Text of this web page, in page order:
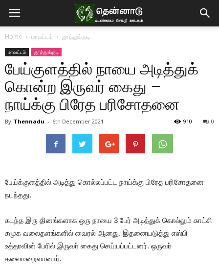
Home மாவட்டம் தூத்துக்குடி
மாவட்டம் தூத்துக்குடி
பேய்குளத்தில் நாயை அடித்துக்
கொன்ற இருவர் கைது –
நாய்க்கு பிரேத பரிசோதனை
By Thennadu - 6th December 2021 0
910
பேய்க்குளத்தில் அடித்து கொல்லப்பட்ட நாய்க்கு பிரேத பரிசோதனை
நடந்தது.
கடந்த இரு தினங்களாக ஒரு நாயை 3 பேர் அடித்துக் கொல்லும் காட்சி
சமூக வலைதளங்களில் வைரல் ஆனது. இதனையடுத்து எஸ்பி
உத்தரவின் பேரில் இருவர் கைது செய்யப்பட்டனர். ஒருவர்
தலைமறைவானார்.